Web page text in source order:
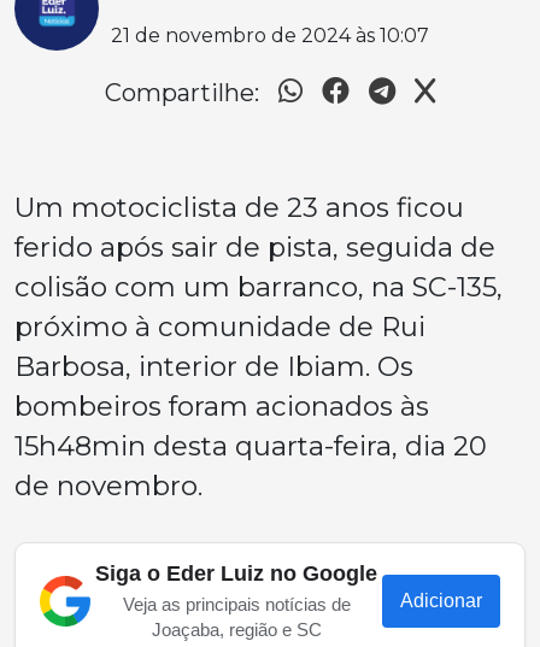
21 de novembro de 2024 às 10:07
Compartilhe:
Um motociclista de 23 anos ficou
ferido após sair de pista, seguida de
colisão com um barranco, na SC-135,
próximo à comunidade de Rui
Barbosa, interior de Ibiam. Os
bombeiros foram acionados às
15h48min desta quarta-feira, dia 20
de novembro.
Siga o Eder Luiz no Google
Veja as principais notícias de
Joaçaba, região e SC
Adicionar